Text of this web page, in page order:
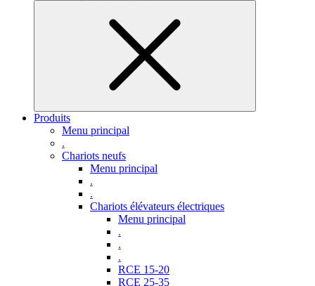
Produits
Menu principal
.
Chariots neufs
Menu principal
.
.
Chariots élévateurs électriques
Menu principal
.
.
.
RCE 15-20
RCE 25-35